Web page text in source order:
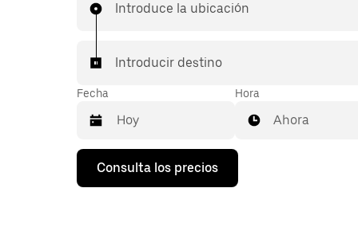
Introduce la ubicación
Introducir destino
Fecha
Pulsa
flecha
Hora
Ahora
Consulta los precios